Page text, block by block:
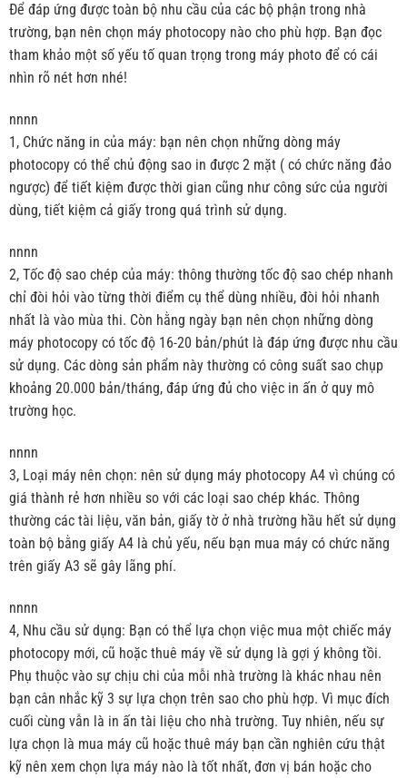
Để đáp ứng được toàn bộ nhu cầu của các bộ phận trong nhà
trường, bạn nên chọn máy photocopy nào cho phù hợp. Bạn đọc
tham khảo một số yếu tố quan trọng trong máy photo để có cái
nhìn rõ nét hơn nhé!
nnnn
1, Chức năng in của máy: bạn nên chọn những dòng máy
photocopy có thể chủ động sao in được 2 mặt ( có chức năng đảo
ngược) để tiết kiệm được thời gian cũng như công sức của người
dùng, tiết kiệm cả giấy trong quá trình sử dụng.
nnnn
2, Tốc độ sao chép của máy: thông thường tốc độ sao chép nhanh
chỉ đòi hỏi vào từng thời điểm cụ thể dùng nhiều, đòi hỏi nhanh
nhất là vào mùa thi. Còn hằng ngày bạn nên chọn những dòng
máy photocopy có tốc độ 16-20 bản/phút là đáp ứng được nhu cầu
sử dụng. Các dòng sản phẩm này thường có công suất sao chụp
khoảng 20.000 bản/tháng, đáp ứng đủ cho việc in ấn ở quy mô
trường học.
nnnn
3, Loại máy nên chọn: nên sử dụng máy photocopy A4 vì chúng có
giá thành rẻ hơn nhiều so với các loại sao chép khác. Thông
thường các tài liệu, văn bản, giấy tờ ở nhà trường hầu hết sử dụng
toàn bộ bằng giấy A4 là chủ yếu, nếu bạn mua máy có chức năng
trên giấy A3 sẽ gây lãng phí.
nnnn
4, Nhu cầu sử dụng: Bạn có thể lựa chọn việc mua một chiếc máy
photocopy mới, cũ hoặc thuê máy về sử dụng là gợi ý không tồi.
Phụ thuộc vào sự chịu chi của mỗi nhà trường là khác nhau nên
bạn cân nhắc kỹ 3 sự lựa chọn trên sao cho phù hợp. Vì mục đích
cuối cùng vẫn là in ấn tài liệu cho nhà trường. Tuy nhiên, nếu sự
lựa chọn là mua máy cũ hoặc thuê máy bạn cần nghiên cứu thật
kỹ nên xem chọn lựa máy nào là tốt nhất, đơn vị bán hoặc cho